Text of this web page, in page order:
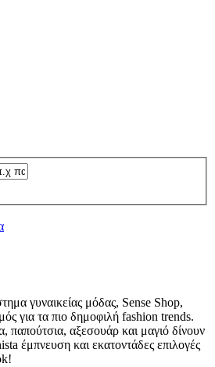
γυναικείας μόδας, Sense Shop,
για τα πιο δημοφιλή fashion trends.
παπούτσια, αξεσουάρ και μαγιό δίνουν
έμπνευση και εκατοντάδες επιλογές